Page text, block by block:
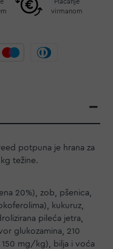
Plaćanje
virmanom
potpuna je hrana za
težine.
20%), zob, pšenica,
kukuruz,
pileća jetra,
glukozamina, 210
mg/kg), bilja i voća